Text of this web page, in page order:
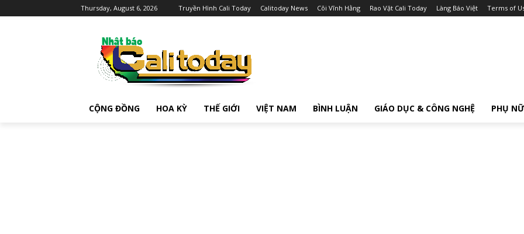
Thursday, August 6, 2026 Truyền Hình Cali Today Calitoday News Cõi Vĩnh Hằng Rao Vặt Cali Today Làng Báo Việt Terms of
CỘNG ĐỒNG HOA KỲ THẾ GIỚI VIỆT NAM BÌNH LUẬN GIÁO DỤC & CÔNG NGHỆ PHỤ NỮ